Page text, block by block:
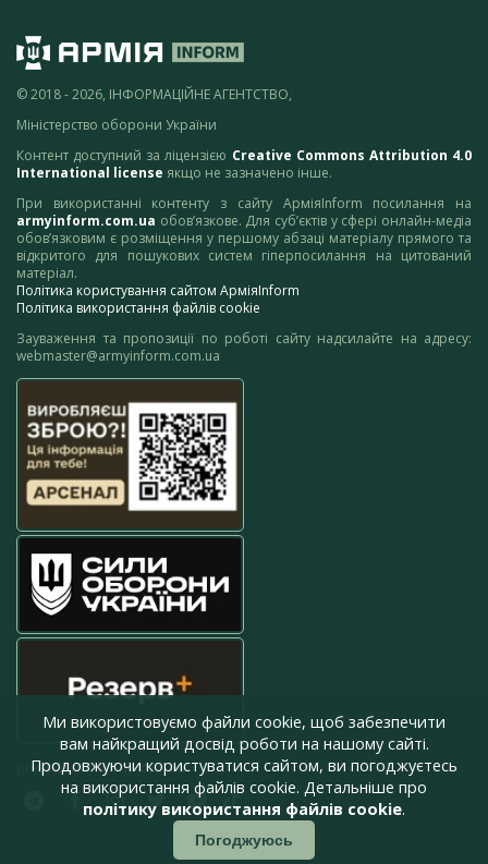
© 2018 - 2026, ІНФОРМАЦІЙНЕ АГЕНТСТВО,
Міністерство оборони України
Контент доступний за ліцензією Creative Commons Attribution 4.0
International license якщо не зазначено інше.
При використанні контенту з сайту АрміяInform посилання на
armyinform.com.ua обов’язкове. Для суб’єктів у сфері онлайн-медіа
обов’язковим є розміщення у першому абзаці матеріалу прямого та
відкритого для пошукових систем гіперпосилання на цитований
матеріал.
Політика користування сайтом АрміяInform
Політика використання файлів cookie
Зауваження та пропозиції по роботі сайту надсилайте на адресу:
webmaster@armyinform.com.ua
press@armyinform.com.ua
Ми використовуємо файли cookie, щоб забезпечити
вам найкращий досвід роботи на нашому сайті.
Продовжуючи користуватися сайтом, ви погоджуєтесь
на використання файлів cookie. Детальніше про
політику використання файлів cookie.
Погоджуюсь